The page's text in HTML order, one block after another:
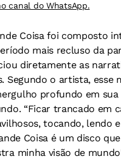
canal do WhatsApp.
Coisa foi composto
mais recluso da
diretamente as
Segundo o artista, esse
profundo em sua
“Ficar trancado em
tocando, lendo
Coisa é um disco
minha visão de